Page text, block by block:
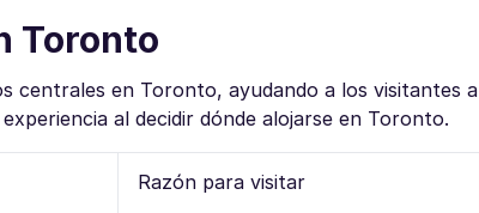
Toronto
centrales en Toronto, ayudando a los visitantes a
al decidir dónde alojarse en Toronto.
Razón para visitar